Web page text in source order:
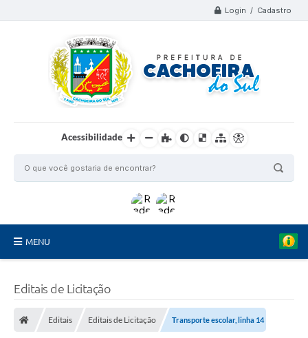
Login / Cadastro
Acessibilidade
MENU
Conselhos Municipais
Editais de Licitação
Editais Editais de Licitação Transporte escolar, linha 14